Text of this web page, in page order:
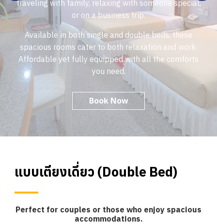
trave ling wit h fami ly, re laxing wit h someo n e special,
or on a business trip.
Avai la b le in bot hsing le and doublebeds,t hese
spacious rooms cater to bot h relaxation and work.
Afforda b le yet fu lly equippedwit h a l l the comforts
you need.
Book Now
แบบเตียงเดี่ยว (Double Bed)
Perfect for couples or those who enjoy spacious
accommodations.